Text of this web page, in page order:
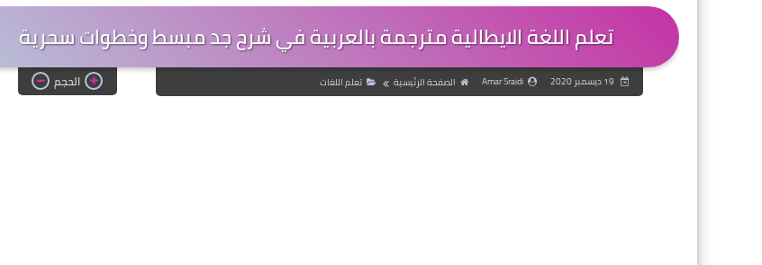
تعلم اللغة الايطالية مترجمة بالعربية في شرح جد مبسط وخطوات سحرية
Amar Sraidi الصفحة الرئيسية تعلم اللغات الحجم